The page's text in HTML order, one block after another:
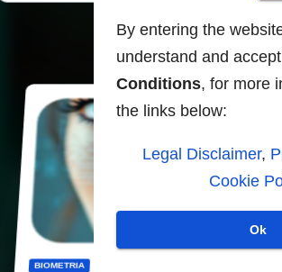
By entering the
understand and
Conditions, for more
the links below:
Legal Disclaimer,
Cookie
Ok
BIOMETRIA